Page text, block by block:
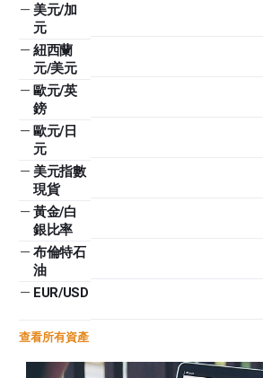
— 美元/加
元
— 紐西蘭
元/美元
— 歐元/英
鎊
— 歐元/日
元
— 美元指數
現貨
— 黃金/白
銀比率
— 布倫特石
油
— EUR/USD
查看所有資產